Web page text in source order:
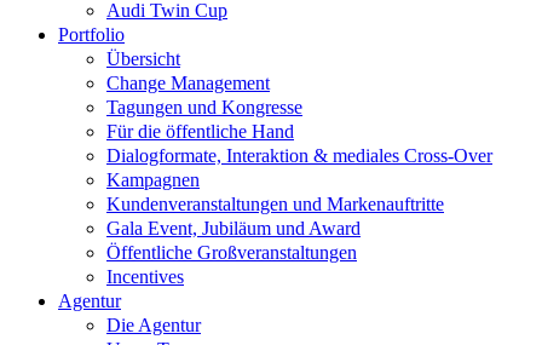
Audi Twin Cup
Portfolio
Übersicht
Change Management
Tagungen und Kongresse
Für die öffentliche Hand
Dialogformate, Interaktion & mediales Cross-Over
Kampagnen
Kundenveranstaltungen und Markenauftritte
Gala Event, Jubiläum und Award
Öffentliche Großveranstaltungen
Incentives
Agentur
Die Agentur